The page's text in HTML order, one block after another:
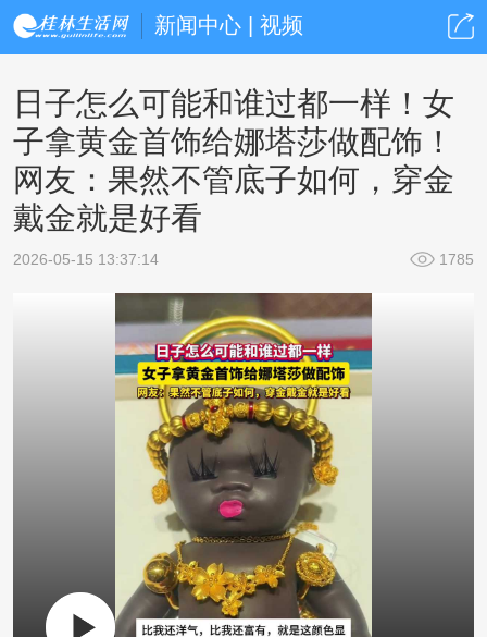
新闻中心 | 视频
日子怎么可能和谁过都一样！女
子拿黄金首饰给娜塔莎做配饰！
网友：果然不管底子如何，穿金
戴金就是好看
2026-05-15 13:37:14 1785